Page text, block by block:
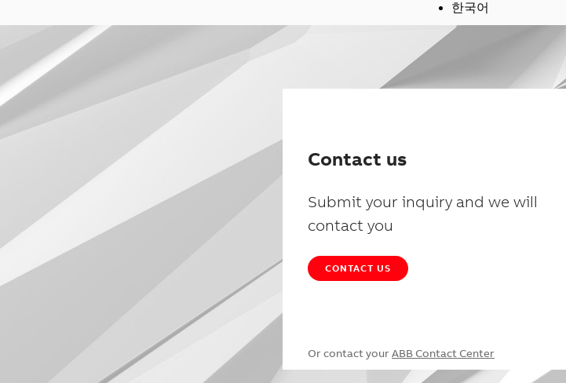
한국어
Contact us
Submit your inquiry and we will
contact you
CONTACT US
Or contact your ABB Contact Center